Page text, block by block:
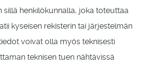
sillä henkilökunnalla, joka toteuttaa
kyseisen rekisterin tai järjestelmän
voivat olla myös teknisesti
teknisen tuen nähtävissä